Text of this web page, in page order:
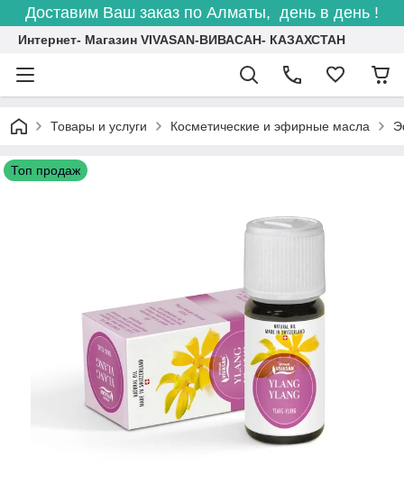
Доставим Ваш заказ по Алматы, день в день !
Интернет- Магазин VIVASAN-ВИВАСАН- КАЗАХСТАН
Товары и услуги Косметические и эфирные масла
Топ продаж